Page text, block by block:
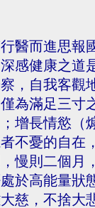
醫而進思報
感健康之
，自我客觀
為滿足三
增長情慾
不憂的自在
慢則二個月
於高能量狀
慈，不捨大